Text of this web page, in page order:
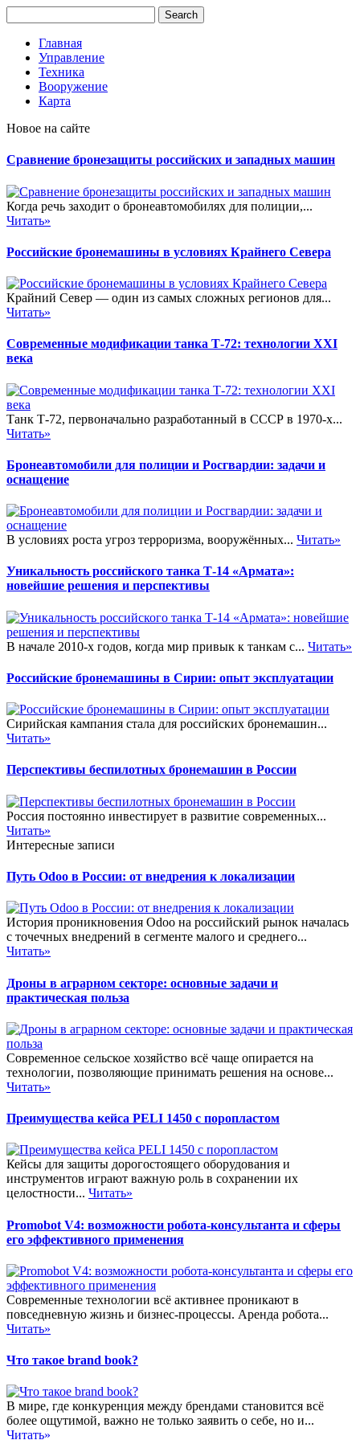
Главная
Управление
Техника
Вооружение
Карта
Новое на сайте
Сравнение бронезащиты российских и западных машин
Когда речь заходит о бронеавтомобилях для полиции,...
Читать»
Российские бронемашины в условиях Крайнего Севера
Крайний Север — один из самых сложных регионов для...
Читать»
Современные модификации танка Т-72: технологии XXI
века
Танк Т-72, первоначально разработанный в СССР в 1970-х...
Читать»
Бронеавтомобили для полиции и Росгвардии: задачи и
оснащение
В условиях роста угроз терроризма, вооружённых... Читать»
Уникальность российского танка Т-14 «Армата»:
новейшие решения и перспективы
В начале 2010-х годов, когда мир привык к танкам с... Читать»
Российские бронемашины в Сирии: опыт эксплуатации
Сирийская кампания стала для российских бронемашин...
Читать»
Перспективы беспилотных бронемашин в России
Россия постоянно инвестирует в развитие современных...
Читать»
Интересные записи
Путь Odoo в России: от внедрения к локализации
История проникновения Odoo на российский рынок началась
с точечных внедрений в сегменте малого и среднего...
Читать»
Дроны в аграрном секторе: основные задачи и
практическая польза
Современное сельское хозяйство всё чаще опирается на
технологии, позволяющие принимать решения на основе...
Читать»
Преимущества кейса PELI 1450 с поропластом
Кейсы для защиты дорогостоящего оборудования и
инструментов играют важную роль в сохранении их
целостности... Читать»
Promobot V4: возможности робота-консультанта и сферы
его эффективного применения
Современные технологии всё активнее проникают в
повседневную жизнь и бизнес-процессы. Аренда робота...
Читать»
Что такое brand book?
В мире, где конкуренция между брендами становится всё
более ощутимой, важно не только заявить о себе, но и...
Читать»